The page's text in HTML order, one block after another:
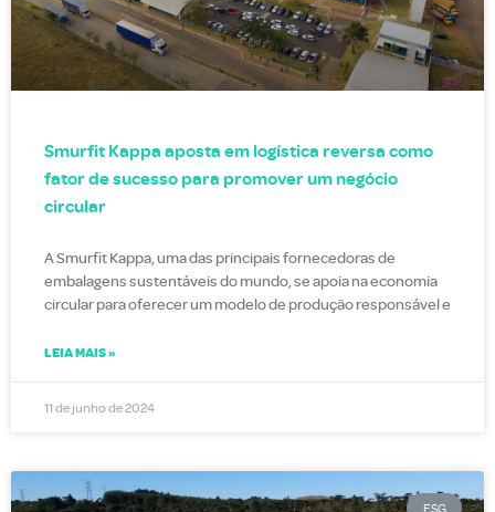
Smurfit Kappa aposta em logística reversa como
fator de sucesso para promover um negócio
circular
A Smurfit Kappa, uma das principais fornecedoras de
embalagens sustentáveis do mundo, se apoia na economia
circular para oferecer um modelo de produção responsável e
LEIA MAIS »
11 de junho de 2024
ESG